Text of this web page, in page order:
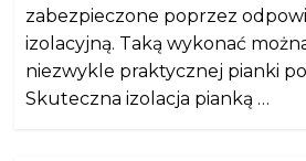
zabezpieczone poprzez
izolacyjną. Taką wykonać
niezwykle praktycznej pianki
Skuteczna izolacja pianką …